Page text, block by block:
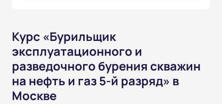
Курс «Бурильщик
эксплуатационного и
разведочного бурения скважин
на нефть и газ 5-й разряд» в
Москве